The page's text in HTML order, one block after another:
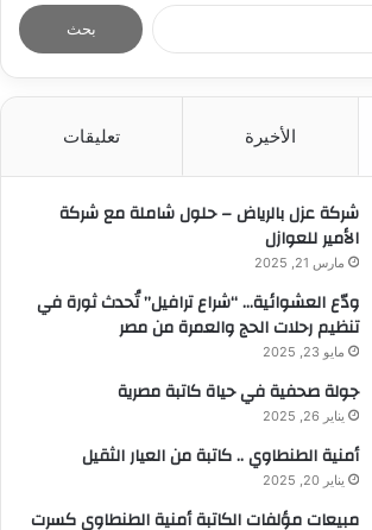
الأخيرة تعليقات
شركة عزل بالرياض – حلول شاملة مع شركة
الأمير للعوازل
مارس 21, 2025
ودّع العشوائية… “شراع ترافيل” تُحدث ثورة في
تنظيم رحلات الحج والعمرة من مصر
مايو 23, 2025
جولة صحفية في حياة كاتبة مصرية
يناير 26, 2025
أمنية الطنطاوي .. كاتبة من العيار الثقيل
يناير 20, 2025
مبيعات مؤلفات الكاتبة أمنية الطنطاوي كسرت